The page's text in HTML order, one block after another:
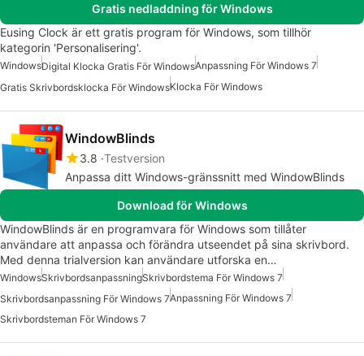
Gratis nedladdning för Windows
Eusing Clock är ett gratis program för Windows, som tillhör
kategorin 'Personalisering'.
WindowsDigital Klocka Gratis För WindowsAnpassning För Windows 7
Gratis Skrivbordsklocka För WindowsKlocka För Windows
WindowBlinds
3.8 Testversion
Anpassa ditt Windows-gränssnitt med WindowBlinds
Download för Windows
WindowBlinds är en programvara för Windows som tillåter
användare att anpassa och förändra utseendet på sina skrivbord.
Med denna trialversion kan användare utforska en…
WindowsSkrivbordsanpassningSkrivbordstema För Windows 7
Skrivbordsanpassning För Windows 7Anpassning För Windows 7
Skrivbordsteman För Windows 7